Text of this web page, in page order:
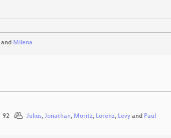
and Milena
92 Julius, Jonathan, Moritz, Lorenz, Levyand Paul